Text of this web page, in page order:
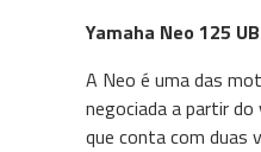
Yamaha Neo 125
A Neo é uma das
negociada a partir
que conta com duas